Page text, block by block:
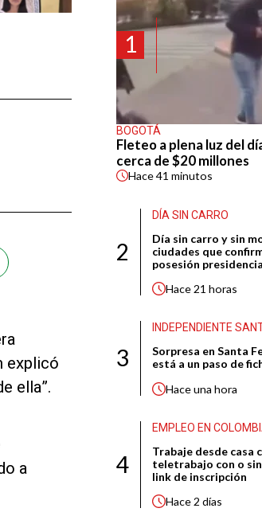
explicó
ella”.
a
1
BOGOTÁ
Fleteo a plena luz del
cerca de $20 millones
Hace41 minutos
2
DÍA SIN CARRO
Día sin carro y sin
ciudades que
posesión
Hace21 horas
3
INDEPENDIENTE
Sorpresa en Santa
está a un paso de
Haceuna hora
4
EMPLEO EN
Trabaje desde casa
teletrabajo con o
link de inscripción
Hace2 días